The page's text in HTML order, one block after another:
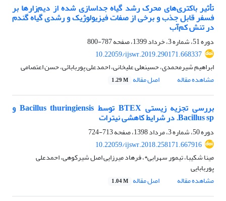
تأثیر باکتری‌های محرک رشد گیاه جداسازی شده از دیم‌زارها بر
فسفر قابل جذب و برخی از صفات فیزیولوژیک و رشدی گیاه گندم
در تنش کم‌آب
دوره 51، شماره 3، خرداد 1399، صفحه
787-800
10.22059/ijswr.2019.290171.668337
ابراهیم شیرمحمدی، حسینعلی علیخانی، احمدعلی پوربابائی، حسن اعتصامی
مشاهده مقاله
اصل مقاله 1.29 M
بررسی تجزیه زیستی BTEX توسط Bacillus thuringiensis و
Bacillus sp. در شرایط کاهشی نیترات
دوره 50، شماره 3، مرداد 1398، صفحه
713-724
10.22059/ijswr.2018.258171.667916
مینا شکیبا، تیمور سهرابی*، فرهاد میرزایی اصل شیرکوهی، احمدعلی
پوربابایی
مشاهده مقاله
اصل مقاله 1.04 M